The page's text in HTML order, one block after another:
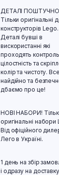
ДЕТАЛІ
Тільки оригінальні
конструкторів Lego.
Деталі бувші в
вискористанні які
проходять
цілостність та
колір та чистоту. Все
найдійно та
дбаємо про це!
НОВІ НАБОРИ!
оригінальні набори
Від офіційного
Лего в Україні.
1 день на збір
і одразу на